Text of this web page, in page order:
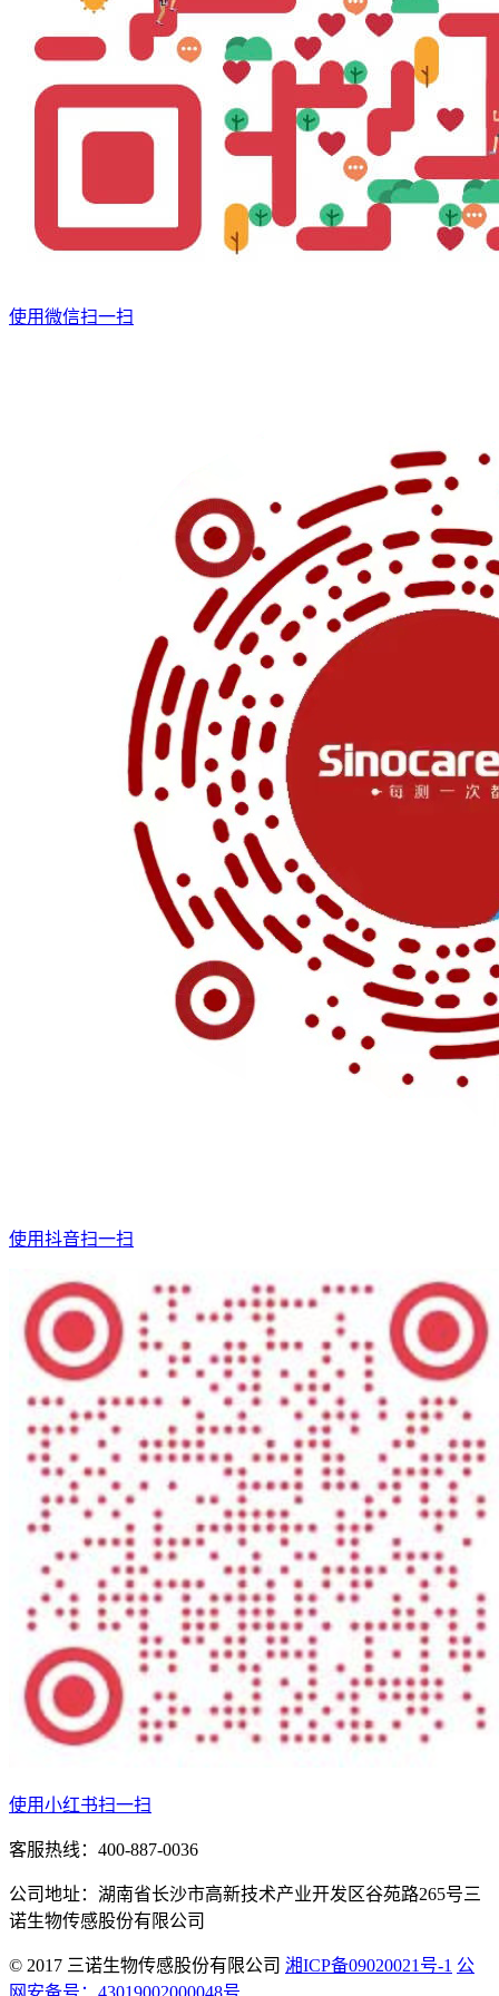
使用微信扫一扫
使用抖音扫一扫
使用小红书扫一扫
客服热线：400-887-0036
公司地址：湖南省长沙市高新技术产业开发区谷苑路265号三
诺生物传感股份有限公司
© 2017 三诺生物传感股份有限公司 湘ICP备09020021号-1 公
网安备号：43019002000048号